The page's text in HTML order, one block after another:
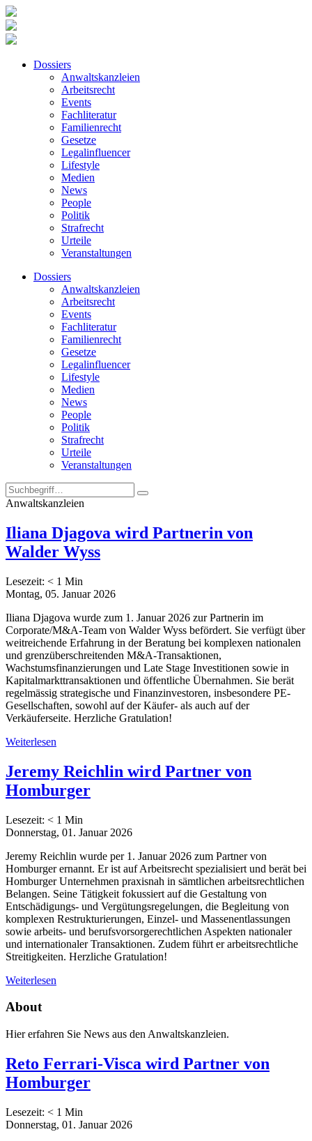
Dossiers
Anwaltskanzleien
Arbeitsrecht
Events
Fachliteratur
Familienrecht
Gesetze
Legalinfluencer
Lifestyle
Medien
News
People
Politik
Strafrecht
Urteile
Veranstaltungen
Dossiers
Anwaltskanzleien
Arbeitsrecht
Events
Fachliteratur
Familienrecht
Gesetze
Legalinfluencer
Lifestyle
Medien
News
People
Politik
Strafrecht
Urteile
Veranstaltungen
Anwaltskanzleien
Iliana Djagova wird Partnerin von
Walder Wyss
Lesezeit: < 1 Min
Montag, 05. Januar 2026
Iliana Djagova wurde zum 1. Januar 2026 zur Partnerin im
Corporate/M&A-Team von Walder Wyss befördert. Sie verfügt über
weitreichende Erfahrung in der Beratung bei komplexen nationalen
und grenzüberschreitenden M&A-Transaktionen,
Wachstumsfinanzierungen und Late Stage Investitionen sowie in
Kapitalmarkttransaktionen und öffentliche Übernahmen. Sie berät
regelmässig strategische und Finanzinvestoren, insbesondere PE-
Gesellschaften, sowohl auf der Käufer- als auch auf der
Verkäuferseite. Herzliche Gratulation!
Weiterlesen
Jeremy Reichlin wird Partner von
Homburger
Lesezeit: < 1 Min
Donnerstag, 01. Januar 2026
Jeremy Reichlin wurde per 1. Januar 2026 zum Partner von
Homburger ernannt. Er ist auf Arbeitsrecht spezialisiert und berät bei
Homburger Unternehmen praxisnah in sämtlichen arbeitsrechtlichen
Belangen. Seine Tätigkeit fokussiert auf die Gestaltung von
Entschädigungs- und Vergütungsregelungen, die Begleitung von
komplexen Restrukturierungen, Einzel- und Massenentlassungen
sowie arbeits- und berufsvorsorgerechtlichen Aspekten nationaler
und internationaler Transaktionen. Zudem führt er arbeitsrechtliche
Streitigkeiten. Herzliche Gratulation!
Weiterlesen
About
Hier erfahren Sie News aus den Anwaltskanzleien.
Reto Ferrari-Visca wird Partner von
Homburger
Lesezeit: < 1 Min
Donnerstag, 01. Januar 2026